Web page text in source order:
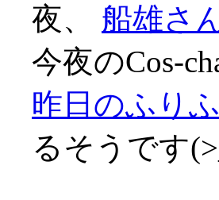
夜、 船雄さ
今夜のCos-
昨日のふり
るそうです